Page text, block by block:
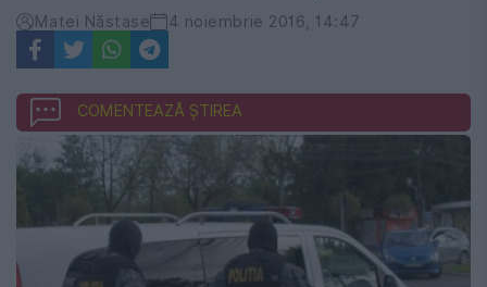
Matei Năstase 4 noiembrie 2016, 14:47
COMENTEAZĂ ȘTIREA